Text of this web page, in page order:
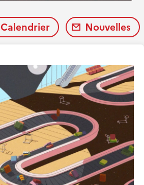
Calendrier Nouvelles